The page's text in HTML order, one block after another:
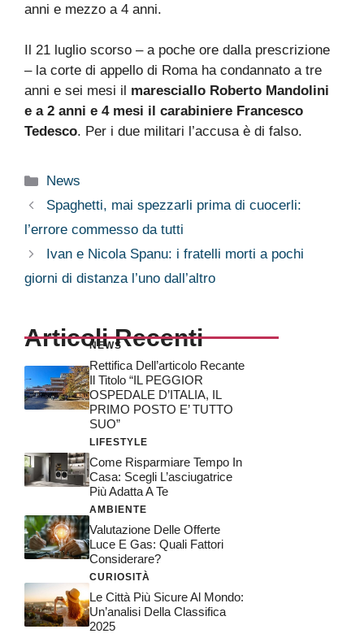
anni e mezzo a 4 anni.
Il 21 luglio scorso – a poche ore dalla prescrizione
– la corte di appello di Roma ha condannato a tre
anni e sei mesi il maresciallo Roberto Mandolini
e a 2 anni e 4 mesi il carabiniere Francesco
Tedesco. Per i due militari l’accusa è di falso.
Categorie
News
Spaghetti, mai spezzarli prima di cuocerli:
l’errore commesso da tutti
Ivan e Nicola Spanu: i fratelli morti a pochi
giorni di distanza l’uno dall’altro
Articoli Recenti
NEWS
Rettifica Dell’articolo Recante
Il Titolo “IL PEGGIOR
OSPEDALE D’ITALIA, IL
PRIMO POSTO E’ TUTTO
SUO”
LIFESTYLE
Come Risparmiare Tempo In
Casa: Scegli L’asciugatrice
Più Adatta A Te
AMBIENTE
Valutazione Delle Offerte
Luce E Gas: Quali Fattori
Considerare?
CURIOSITÀ
Le Città Più Sicure Al Mondo:
Un’analisi Della Classifica
2025